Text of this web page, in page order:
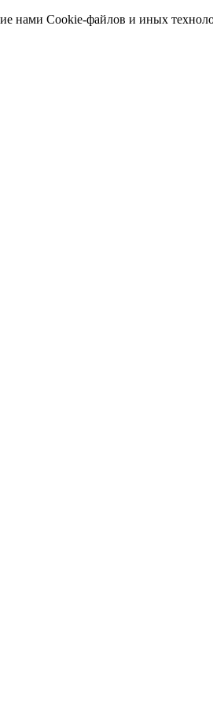
нами Cookie-файлов и иных